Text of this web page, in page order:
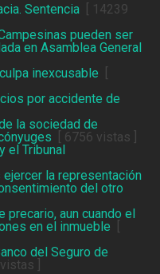
Sentencia[ 14239
pueden ser
en Asamblea General
inexcusable
por accidente de
la sociedad de
[ 6756 vistas ]
el Tribunal
la representación
del otro
aun cuando el
en el inmueble
del Seguro de
]